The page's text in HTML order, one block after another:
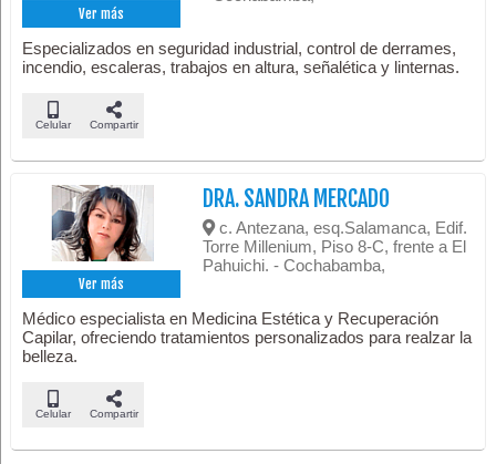
Ver más
Especializados en seguridad industrial, control de derrames,
incendio, escaleras, trabajos en altura, señalética y linternas.
Celular Compartir
Ver más
DRA. SANDRA MERCADO
c. Antezana, esq.Salamanca, Edif.
Torre Millenium, Piso 8-C, frente a El
Pahuichi. - Cochabamba,
Médico especialista en Medicina Estética y Recuperación
Capilar, ofreciendo tratamientos personalizados para realzar la
belleza.
Celular Compartir